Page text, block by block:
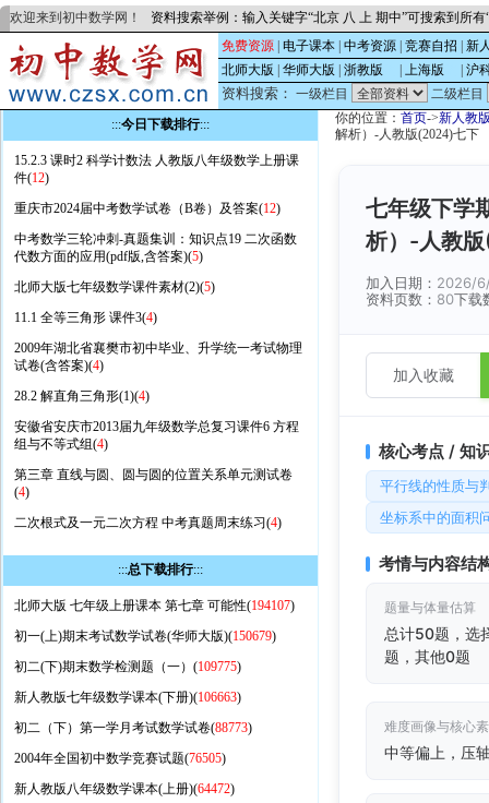
欢迎来到初中数学网！ 资料搜索举例：输入关键字“北京 八 上 期中”可搜索到所
免费资源 电子课本 中考资源 竞赛自招
新
北师大版
华师大版 浙教版 上海版 沪
资料搜索： 一级栏目
二级栏目
:::今日下载排行:::
15.2.3 课时2 科学计数法 人教版八年级数学上册课
件(12)
重庆市2024届中考数学试卷（B卷）及答案(12)
中考数学三轮冲刺-真题集训：知识点19 二次函数
代数方面的应用(pdf版,含答案)(5)
北师大版七年级数学课件素材(2)(5)
11.1 全等三角形 课件3(4)
2009年湖北省襄樊市初中毕业、升学统一考试物理
试卷(含答案)(4)
28.2 解直角三角形(1)(4)
安徽省安庆市2013届九年级数学总复习课件6 方程
组与不等式组(4)
第三章 直线与圆、圆与圆的位置关系单元测试卷
(4)
二次根式及一元二次方程 中考真题周末练习(4)
:::总下载排行:::
北师大版 七年级上册课本 第七章 可能性(194107)
初一(上)期末考试数学试卷(华师大版)(150679)
初二(下)期末数学检测题（一）(109775)
新人教版七年级数学课本(下册)(106663)
初二（下）第一学月考试数学试卷(88773)
2004年全国初中数学竞赛试题(76505)
新人教版八年级数学课本(上册)(64472)
你的位置： 首页->新人教
解析）-人教版(2024)七下
七年级下学
析）-人教
加入日期： 2026/
资料页数： 80下载
加入收藏
核心考点 / 知
平行线的性质与
坐标系中的面积
考情与内容结
题量与体量估算
总计50题，选
题，其他0题
难度画像与核心
中等偏上，压